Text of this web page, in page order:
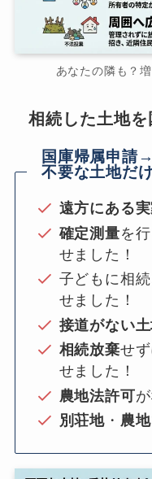
あなたの隣も？
相続した土地
国庫帰属申請
不要な土地だ
遠方にある
確定測量を
せました！
子どもに相
せました！
接道がない
相続放棄せ
せました！
農地法許可
別荘地 ・ 農地